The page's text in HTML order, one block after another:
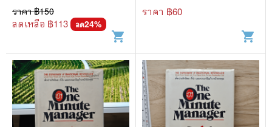
แบลนชาร์ด, สเปนเซอร์
จอห์นสัน
ราคา ฿150
ลดเหลือ ฿113 ลด24%
shopping_cart
"ผู้จัดการ"
ราคา ฿60
shopping_cart